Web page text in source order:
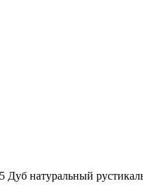
Дуб натуральный